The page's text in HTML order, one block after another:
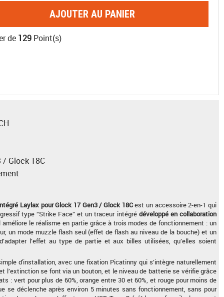
AJOUTER AU PANIER
de 129 Point(s)
/ Glock 18C
Laylax pour Glock 17 Gen3 / Glock 18Cest un accessoire 2-en-1 qui
type “Strike Face” et un traceur intégré développé en collaboration
améliore le réalisme en partie grâce à trois modes de fonctionnement : un
un mode muzzle flash seul (effet de flash au niveau de la bouche) et un
l’effet au type de partie et aux billes utilisées, qu’elles soient
d'installation, avec une fixation Picatinny qui s’intègre naturellement
l’extinction se font via un bouton, et le niveau de batterie se vérifie grâce
: vert pour plus de 60%, orange entre 30 et 60%, et rouge pour moins de
se déclenche après environ 5 minutes sans fonctionnement, sans pour